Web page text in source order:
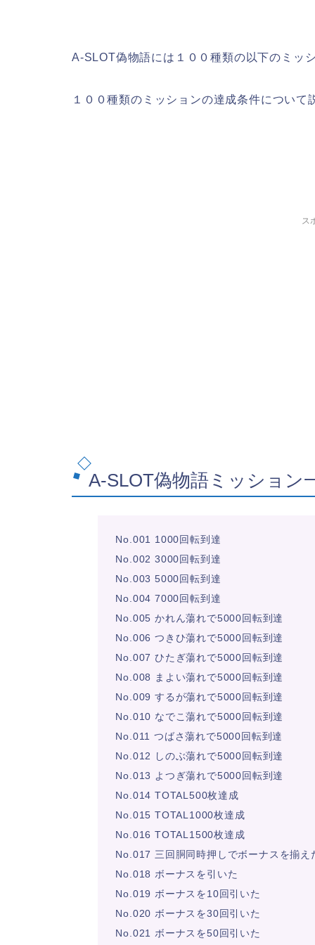
A-SLOT偽物語には１００種類の以下のミッ
１００種類のミッションの達成条件について
ス
A-SLOT偽物語ミッション
No.001 1000回転到達
No.002 3000回転到達
No.003 5000回転到達
No.004 7000回転到達
No.005 かれん蕩れで5000回転到達
No.006 つきひ蕩れで5000回転到達
No.007 ひたぎ蕩れで5000回転到達
No.008 まよい蕩れで5000回転到達
No.009 するが蕩れで5000回転到達
No.010 なでこ蕩れで5000回転到達
No.011 つばさ蕩れで5000回転到達
No.012 しのぶ蕩れで5000回転到達
No.013 よつぎ蕩れで5000回転到達
No.014 TOTAL500枚達成
No.015 TOTAL1000枚達成
No.016 TOTAL1500枚達成
No.017 三回胴同時押しでボーナスを揃え
No.018 ボーナスを引いた
No.019 ボーナスを10回引いた
No.020 ボーナスを30回引いた
No.021 ボーナスを50回引いた